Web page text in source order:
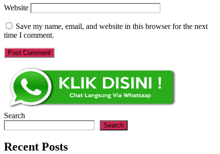
Website
Save my name, email, and website in this browser for the next
time I comment.
Search
Search
Recent Posts